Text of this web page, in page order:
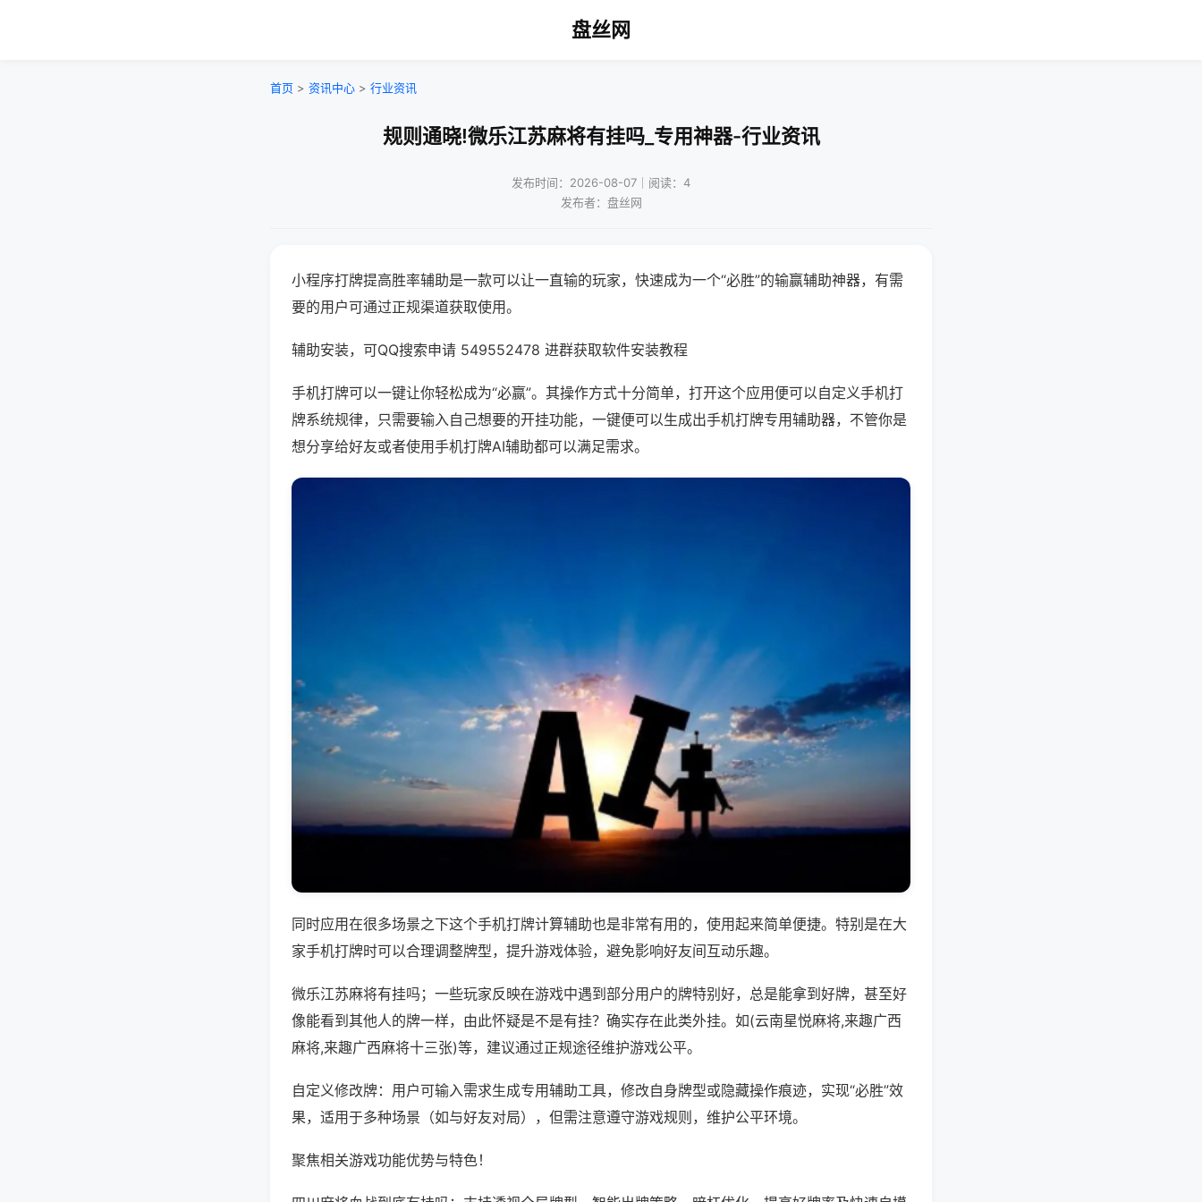
盘丝网
首页 > 资讯中心 > 行业资讯
规则通晓!微乐江苏麻将有挂吗_专用神器-行业资讯
发布时间：2026-08-07｜阅读：4
发布者：盘丝网
小程序打牌提高胜率辅助是一款可以让一直输的玩家，快速成为一个“必胜”的输赢辅助神器，有需
要的用户可通过正规渠道获取使用。
辅助安装，可QQ搜索申请 549552478 进群获取软件安装教程
手机打牌可以一键让你轻松成为“必赢”。其操作方式十分简单，打开这个应用便可以自定义手机打
牌系统规律，只需要输入自己想要的开挂功能，一键便可以生成出手机打牌专用辅助器，不管你是
想分享给好友或者使用手机打牌AI辅助都可以满足需求。
同时应用在很多场景之下这个手机打牌计算辅助也是非常有用的，使用起来简单便捷。特别是在大
家手机打牌时可以合理调整牌型，提升游戏体验，避免影响好友间互动乐趣。
微乐江苏麻将有挂吗；一些玩家反映在游戏中遇到部分用户的牌特别好，总是能拿到好牌，甚至好
像能看到其他人的牌一样，由此怀疑是不是有挂？确实存在此类外挂。如(云南星悦麻将,来趣广西
麻将,来趣广西麻将十三张)等，建议通过正规途径维护游戏公平。
自定义修改牌：用户可输入需求生成专用辅助工具，修改自身牌型或隐藏操作痕迹，实现“必胜”效
果，适用于多种场景（如与好友对局），但需注意遵守游戏规则，维护公平环境。
聚焦相关游戏功能优势与特色！